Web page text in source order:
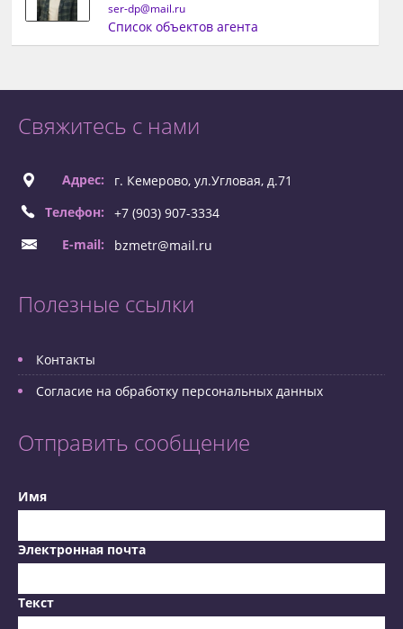
ser-dp@mail.ru
Список объектов агента
Свяжитесь с нами
Адрес:
г. Кемерово, ул.Угловая, д.71
Телефон:
+7 (903) 907-3334
E-mail:
bzmetr@mail.ru
Полезные ссылки
Контакты
Согласие на обработку персональных данных
Отправить сообщение
Имя
Электронная почта
Текст